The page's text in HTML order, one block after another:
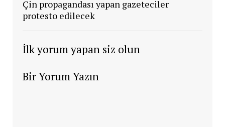
Çin propagandası yapan gazeteciler
protesto edilecek
İlk yorum yapan siz olun
Bir Yorum Yazın